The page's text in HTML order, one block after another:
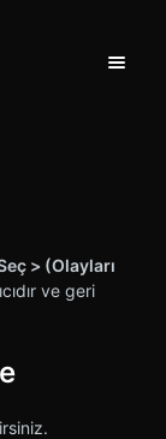
> (Olayları
ve geri